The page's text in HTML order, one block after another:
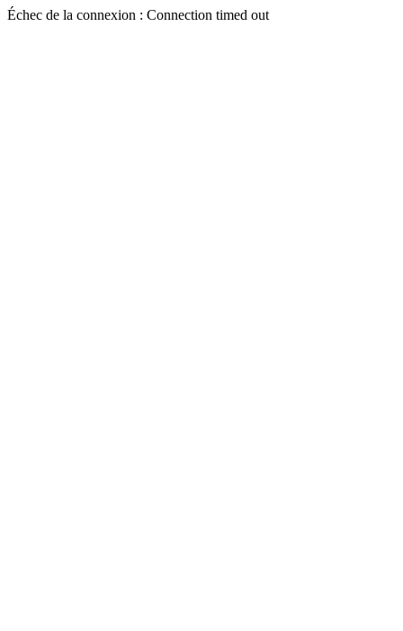
Échec de la connexion : Connection timed out